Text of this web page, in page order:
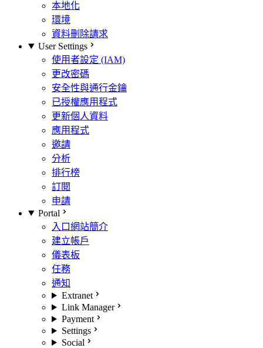
本地化
環境
資料刪除請求
User Settings
使用者設定 (IAM)
更改密碼
安全性與通行金鑰
已授權應用程式
更新個人資料
應用程式
邀請
分析
排行榜
訂閱
申請
Portal
入口網站簡介
建立帳戶
儀表板
任務
通知
Extranet
Link Manager
Payment
Settings
Social